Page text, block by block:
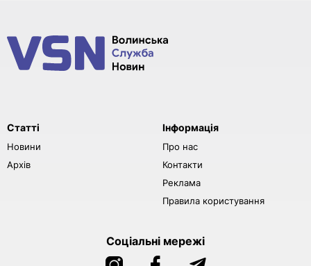
Статті
Новини
Архів
Інформація
Про нас
Контакти
Реклама
Правила користування
Соціальні мережі